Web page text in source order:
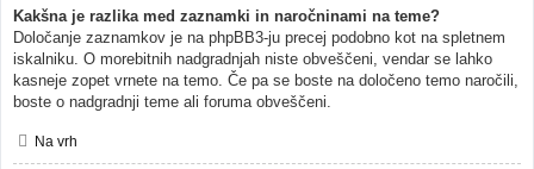
Kakšna je razlika med zaznamki in naročninami na teme?
Določanje zaznamkov je na phpBB3-ju precej podobno kot na spletnem
iskalniku. O morebitnih nadgradnjah niste obveščeni, vendar se lahko
kasneje zopet vrnete na temo. Če pa se boste na določeno temo naročili,
boste o nadgradnji teme ali foruma obveščeni.
Na vrh